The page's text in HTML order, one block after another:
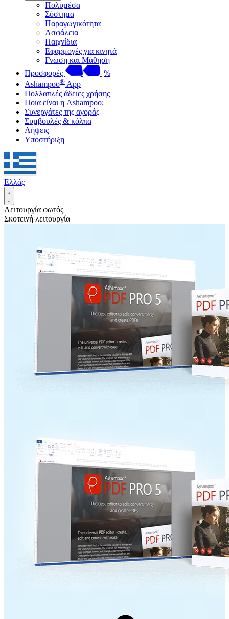
Πολυμέσα
Σύστημα
Παραγωγικότητα
Ασφάλεια
Παιχνίδια
Εφαρμογές για κινητά
Γνώση και Μάθηση
Προσφορές
%
Ashampoo® App
Πολλαπλές άδειες χρήσης
Ποια είναι η Ashampoo;
Συνεργάτες της αγοράς
Συμβουλές & κόλπα
Λήψεις
Υποστήριξη
Ελλάς
Λειτουργία φωτός
Σκοτεινή λειτουργία